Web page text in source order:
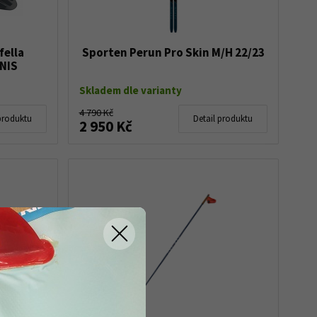
Sporten Perun Pro Skin M/H 22/23
Skladem dle varianty
4 790 Kč
2 950 Kč Detail produktu